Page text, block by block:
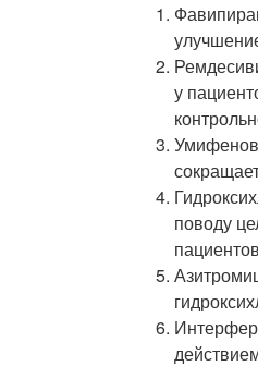
у
поводу